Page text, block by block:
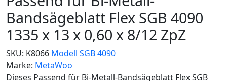
Bandsägeblatt Flex SGB 4090
1335 x 13 x 0,60 x 8/12 ZpZ
SKU: K8066 Modell SGB 4090
Marke: MetaWoo
Dieses Passend für Bi-Metall-Bandsägeblatt Flex SGB